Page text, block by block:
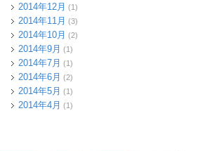
2014年12月 (1)
2014年11月 (3)
2014年10月 (2)
2014年9月 (1)
2014年7月 (1)
2014年6月 (2)
2014年5月 (1)
2014年4月 (1)